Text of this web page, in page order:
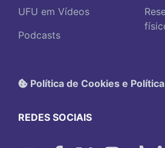
UFU em Vídeos
Podcasts
Política de Cookies e
REDES SOCIAIS